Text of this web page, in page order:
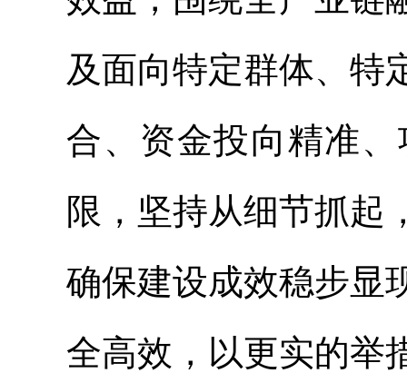
及面向特定群体、特
合、资金投向精准
限，坚持从细节抓起
确保建设成效稳步显
全高效，以更实的举